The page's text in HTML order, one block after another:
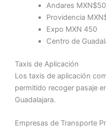
Andares
Providencia
Expo MXN 450
Centro de
Taxis de Aplicación
Los taxis de aplicación
permitido recoger pasaje
Guadalajara.
Empresas de Transporte